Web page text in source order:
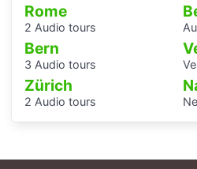
Rome
2 Audio tours
Bern
3 Audio tours
Zürich
2 Audio tours